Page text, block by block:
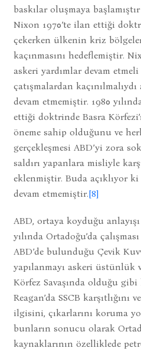
baskılar oluşmaya
Nixon 1970’te ilan ettiği
çekerken ülkenin kriz
kaçınmasını hedeflemiştir.
askeri yardımlar devam etmeli
çatışmalardan
devam etmemiştir. 1980
ettiği doktrinde Basra
öneme sahip olduğunu ve
gerçekleşmesi ABD’yi zora
saldırı yapanlara misliyle
eklenmiştir. Buda açıklıyor ki
devam etmemiştir.[8]
ABD, ortaya koyduğu
yılında Ortadoğu’da
ABD’de bulunduğu Çevik
yapılanmayı askeri üstünlük
Körfez Savaşında olduğu gibi
Reagan’da SSCB karşıtlığını
ilgisini, çıkarlarını koruma
bunların sonucu olarak
kaynaklarının özelliklede